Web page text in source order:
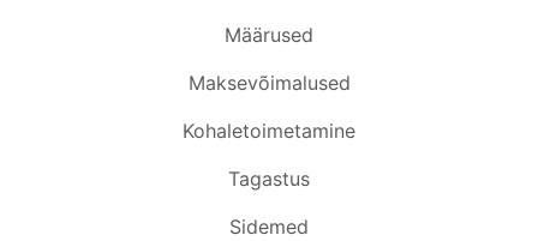
Määrused
Maksevõimalused
Kohaletoimetamine
Tagastus
Sidemed